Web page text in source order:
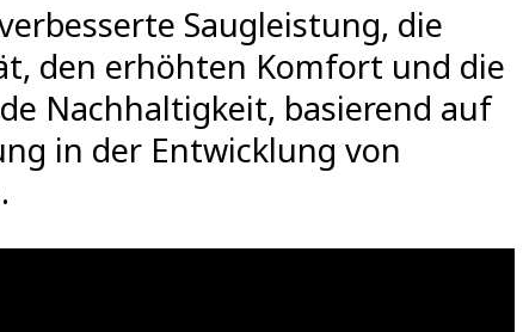
Saugleistung, die
, den erhöhten Komfort und die
Nachhaltigkeit, basierend auf
in der Entwicklung von